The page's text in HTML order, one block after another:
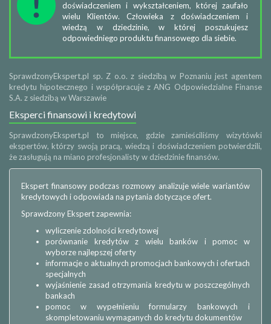
doświadczeniem i wykształceniem, której zaufało
wielu Klientów. Człowieka z doświadczeniem i
wiedzą w dziedzinie, w której poszukujesz
odpowiedniego produktu finansowego dla siebie.
SprawdzonyEkspert.pl sp. Z o.o. z siedzibą w Poznaniu jest agentem
kredytu hipotecznego i współpracuje z ANG Odpowiedzialne Finanse
S.A. z siedzibą w Warszawie
Eksperci finansowi i kredytowi
SprawdzonyEkspert.pl to miejsce, gdzie zamieściliśmy wizytówki
ekspertów, którzy swoją pracą, wiedzą i doświadczeniem potwierdzili,
że zasługują na miano profesjonalisty w dziedzinie finansów.
Ekspert finansowy podczas rozmowy analizuje wiele wariantów
kredytowych i odpowiada na pytania dotyczące ofert.
Sprawdzony Ekspert zapewnia:
wyliczenie zdolności kredytowej
porównanie kredytów z wielu banków i pomoc w
wyborze najlepszej oferty
informacje o aktualnych promocjach bankowych i ofertach
specjalnych
wyjaśnienie zasad otrzymania kredytu w poszczególnych
bankach
pomoc w wypełnieniu formularzy bankowych i
skompletowaniu wymaganych do kredytu dokumentów